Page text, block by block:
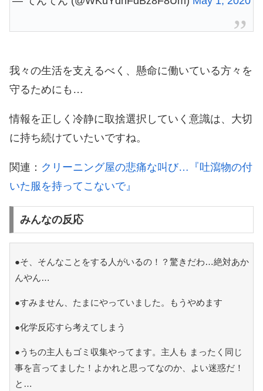
我々の生活を支えるべく、懸命に働いている方々を
守るためにも…
情報を正しく冷静に取捨選択していく意識は、大切
に持ち続けていたいですね。
関連： クリーニング屋の悲痛な叫び…『吐瀉物の付
いた服を持ってこないで』
みんなの反応
●そ、そんなことをする人がいるの！？驚きだわ…絶対あか
んやん…
●すみません、たまにやっていました。もうやめます
●化学反応すら考えてしまう
●うちの主人もゴミ収集やってます。主人も まったく同じ
事を言ってました！よかれと思ってなのか、よい迷惑だ！
と…